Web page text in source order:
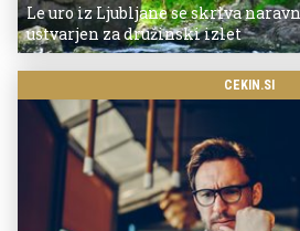
Le uro iz Ljubljane se skriva
ustvarjen za družinski izlet
CEKIN.SI